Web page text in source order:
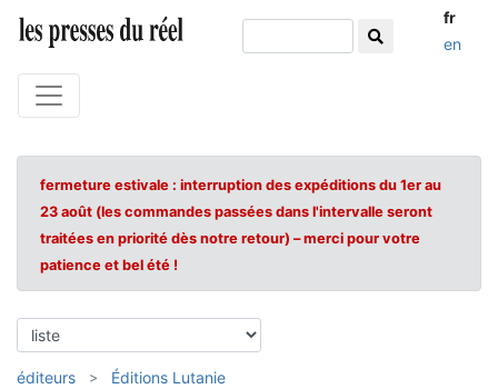
fr
en
fermeture estivale : interruption des expéditions du 1er au
23 août (les commandes passées dans l'intervalle seront
traitées en priorité dès notre retour) – merci pour votre
patience et bel été !
éditeurs Éditions Lutanie